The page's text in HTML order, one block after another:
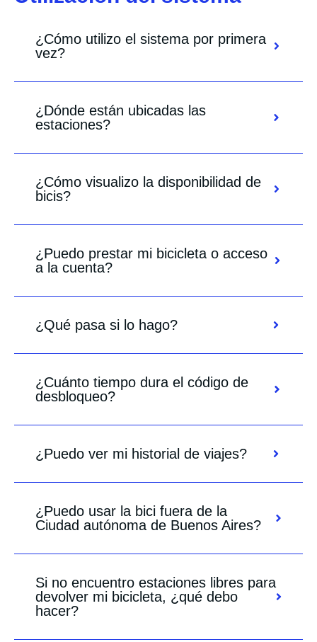
¿Cómo utilizo el sistema por primera
vez?
¿Dónde están ubicadas las
estaciones?
¿Cómo visualizo la disponibilidad de
bicis?
¿Puedo prestar mi bicicleta o acceso
a la cuenta?
¿Qué pasa si lo hago?
¿Cuánto tiempo dura el código de
desbloqueo?
¿Puedo ver mi historial de viajes?
¿Puedo usar la bici fuera de la
Ciudad autónoma de Buenos Aires?
Si no encuentro estaciones libres para
devolver mi bicicleta, ¿qué debo
hacer?